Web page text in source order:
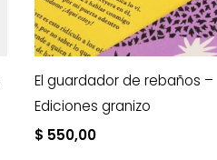
El guardador de rebaños –
Ediciones granizo
$ 550,00